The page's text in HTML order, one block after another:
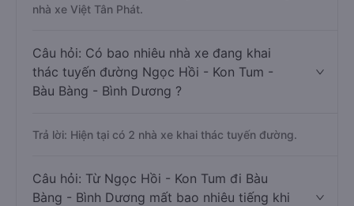
nhà xe Việt Tân Phát.
Câu hỏi: Có bao nhiêu nhà xe đang khai
thác tuyến đường Ngọc Hồi - Kon Tum -
Bàu Bàng - Bình Dương ?
Trả lời: Hiện tại có 2 nhà xe khai thác tuyến đường.
Câu hỏi: Từ Ngọc Hồi - Kon Tum đi Bàu
Bàng - Bình Dương mất bao nhiêu tiếng khi